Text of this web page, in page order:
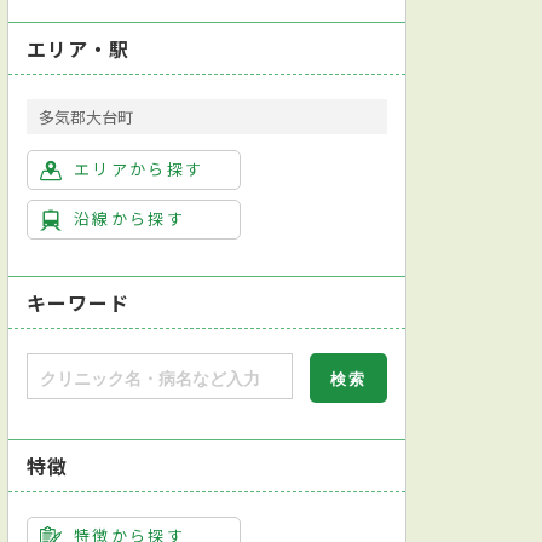
エリア・駅
多気郡大台町
エリアから探す
沿線から探す
キーワード
特徴
特徴から探す